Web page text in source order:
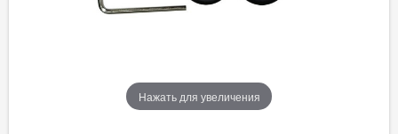
Нажать для увеличения